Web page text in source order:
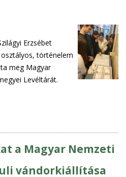
Erzsébet
történelem
meg Magyar
Levéltárát.
a Magyar Nemzeti
vándorkiállítása